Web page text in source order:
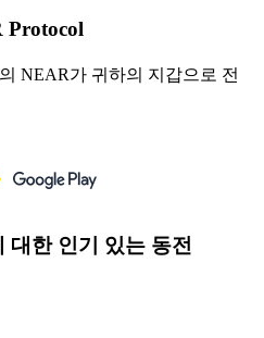
Protocol
NEAR가 귀하의 지갑으로 전
대한 인기 있는 동전